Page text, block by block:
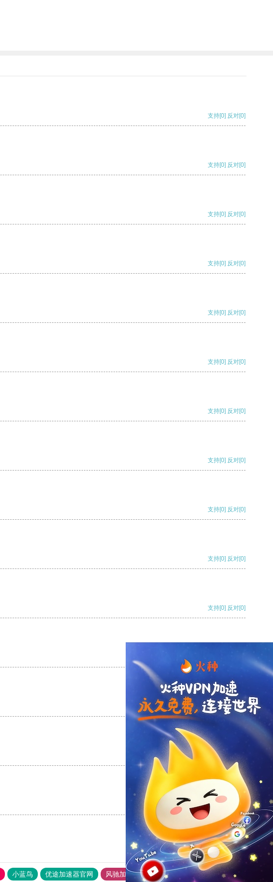
支持[0] 反对[0]
支持[0] 反对[0]
支持[0] 反对[0]
支持[0] 反对[0]
支持[0] 反对[0]
支持[0] 反对[0]
支持[0] 反对[0]
支持[0] 反对[0]
支持[0] 反对[0]
支持[0] 反对[0]
支持[0] 反对[0]
支持 [0] 反对[0]
支持[0] 反对
支持[0] 反对[0]
小蓝鸟 优途加速器官网 风驰加速器 旋风加速器